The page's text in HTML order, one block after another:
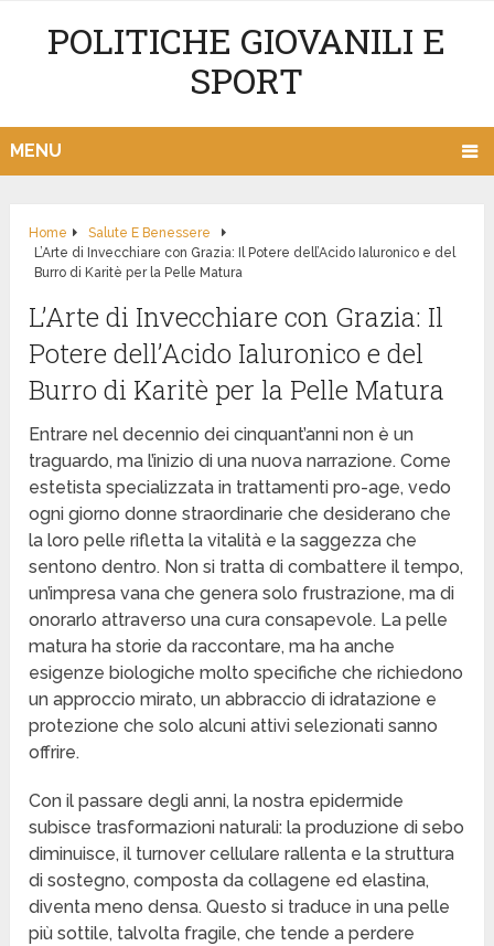
POLITICHE GIOVANILI E
SPORT
MENU
Home
Salute E Benessere
L’Arte di Invecchiare con Grazia: Il Potere dell’Acido Ialuronico e del
Burro di Karitè per la Pelle Matura
L’Arte di Invecchiare con Grazia: Il
Potere dell’Acido Ialuronico e del
Burro di Karitè per la Pelle Matura
Entrare nel decennio dei cinquant’anni non è un
traguardo, ma l’inizio di una nuova narrazione. Come
estetista specializzata in trattamenti pro-age, vedo
ogni giorno donne straordinarie che desiderano che
la loro pelle rifletta la vitalità e la saggezza che
sentono dentro. Non si tratta di combattere il tempo,
un’impresa vana che genera solo frustrazione, ma di
onorarlo attraverso una cura consapevole. La pelle
matura ha storie da raccontare, ma ha anche
esigenze biologiche molto specifiche che richiedono
un approccio mirato, un abbraccio di idratazione e
protezione che solo alcuni attivi selezionati sanno
offrire.
Con il passare degli anni, la nostra epidermide
subisce trasformazioni naturali: la produzione di sebo
diminuisce, il turnover cellulare rallenta e la struttura
di sostegno, composta da collagene ed elastina,
diventa meno densa. Questo si traduce in una pelle
più sottile, talvolta fragile, che tende a perdere